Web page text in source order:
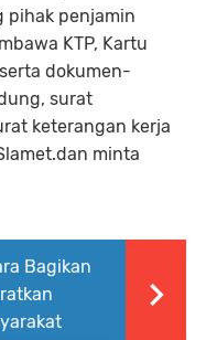
pihak penjamin
KTP, Kartu
dokumen-
surat
keterangan kerja
minta
Bagikan